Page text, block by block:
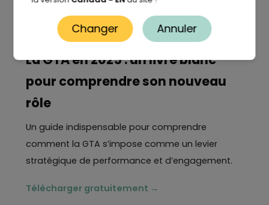
La GTA en 2025 : un livre blanc
pour comprendre son nouveau
rôle
Un guide indispensable pour comprendre
comment la GTA s’impose comme un levier
stratégique de performance et d’engagement.
Télécharger gratuitement →
Changer Annuler